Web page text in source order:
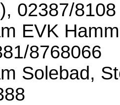
02387/8108
EVK
8768066
Solebad,